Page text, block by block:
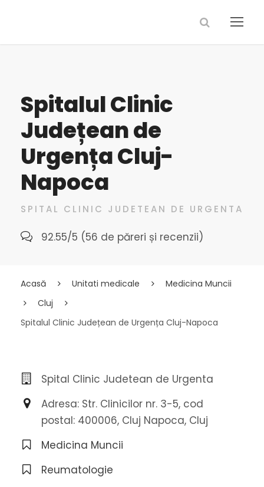
Spitalul Clinic
Județean de
Urgența Cluj-
Napoca
SPITAL CLINIC JUDETEAN DE URGENTA
92.55/5 (56 de păreri și recenzii)
Acasă Unitati medicale
Medicina Muncii
Cluj
Spitalul Clinic Județean de Urgența Cluj-Napoca
Spital Clinic Judetean de Urgenta
Adresa: Str. Clinicilor nr. 3-5, cod
postal: 400006, Cluj Napoca, Cluj
Medicina Muncii
Reumatologie